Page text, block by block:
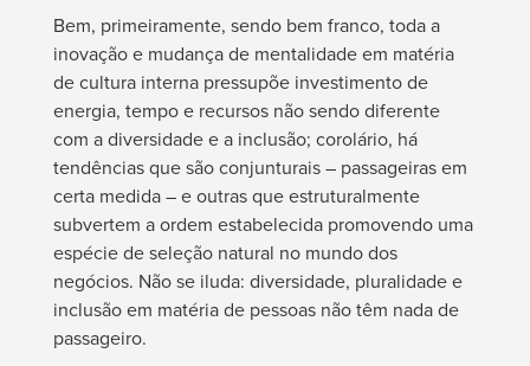
Bem, primeiramente, sendo bem franco, toda a
inovação e mudança de mentalidade em matéria
de cultura interna pressupõe investimento de
energia, tempo e recursos não sendo diferente
com a diversidade e a inclusão; corolário, há
tendências que são conjunturais – passageiras em
certa medida – e outras que estruturalmente
subvertem a ordem estabelecida promovendo uma
espécie de seleção natural no mundo dos
negócios. Não se iluda: diversidade, pluralidade e
inclusão em matéria de pessoas não têm nada de
passageiro.